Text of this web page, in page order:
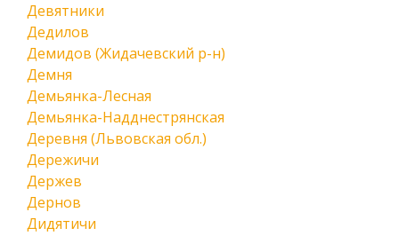
Девятники
Дедилов
Демидов (Жидачевский р-н)
Демня
Демьянка-Лесная
Демьянка-Надднестрянская
Деревня (Львовская обл.)
Дережичи
Держев
Дернов
Дидятичи